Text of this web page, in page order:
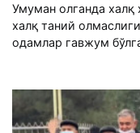
Умуман олганда халқ
халқ таний
одамлар гавжум